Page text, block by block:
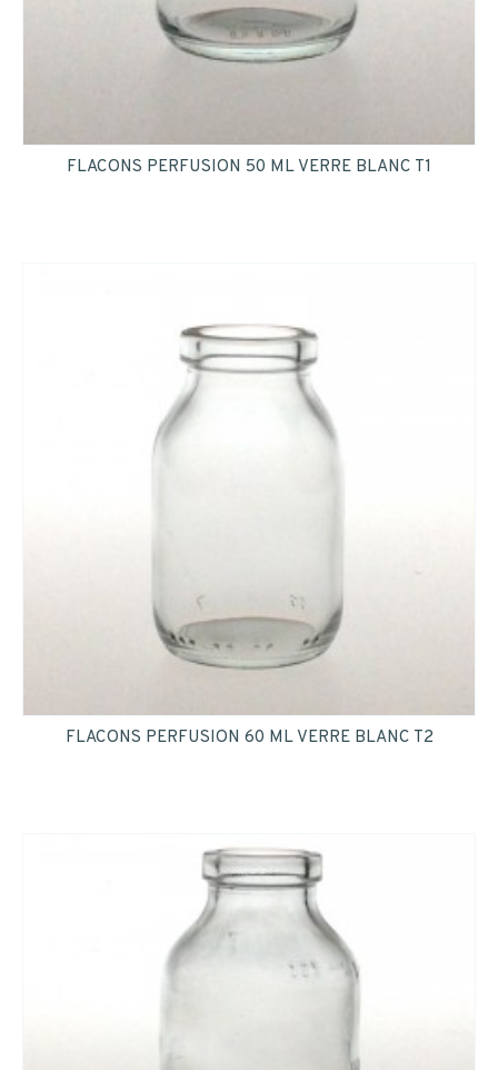
INSCRIPTION
FLACONS PERFUSION 50 ML VERRE BLANC T1
FLACONS PERFUSION 60 ML VERRE BLANC T2